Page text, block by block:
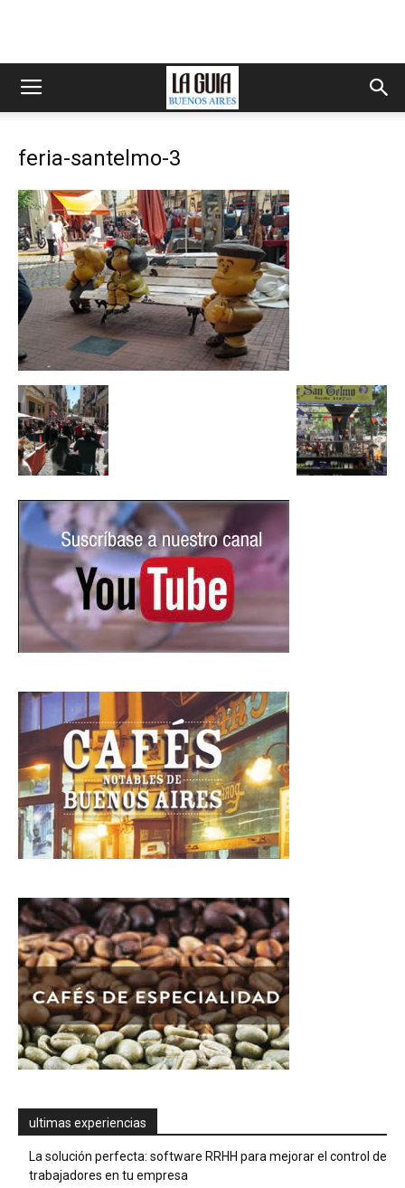
feria-santelmo-3
ultimas experiencias
La solución perfecta: software RRHH para mejorar el control de
trabajadores en tu empresa